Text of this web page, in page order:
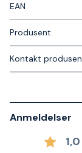
EAN
Produsent
Kontakt
Anmeldelser
1,0